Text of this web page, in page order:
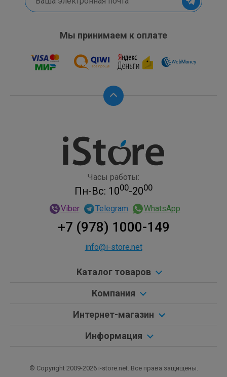
Мы принимаем к оплате
Часы работы:
Пн-Вс: 1000-2000
Viber Telegram WhatsApp
+7 (978) 1000-149
info@i-store.net
Каталог товаров
Компания
Интернет-магазин
Информация
© Copyright 2009-2026 i-store.net. Все права защищены.